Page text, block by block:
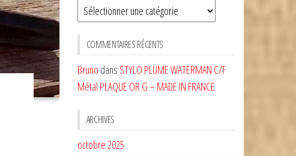
Sélectionnez
une
CATÉGORIE
COMMENTAIRES RÉCENTS
Bruno dans STYLO PLUME WATERMAN C/F
Métal PLAQUE OR G – MADE IN FRANCE
ARCHIVES
octobre 2025